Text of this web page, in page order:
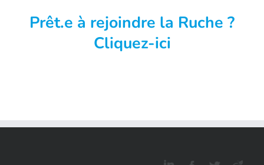
Prêt.e à rejoindre la Ruche ?
Cliquez-ici